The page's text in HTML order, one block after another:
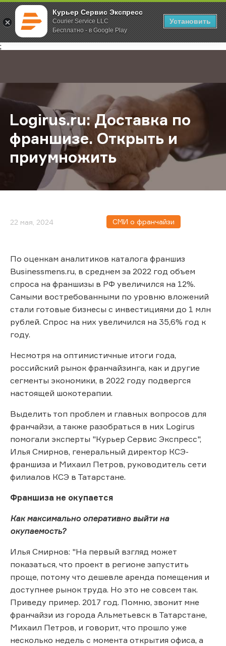
Курьер Сервис Экспресс
Courier Service LLC
Бесплатно - в Google Play
Установить
;
Главная О компании Новости Logirus.ru: Доставка по
Logirus.ru: Доставка по
франшизе. Открыть и
приумножить
22 мая, 2024 СМИ о франчайзи
По оценкам аналитиков каталога франшиз
Businessmens.ru, в среднем за 2022 год объем
спроса на франшизы в РФ увеличился на 12%.
Самыми востребованными по уровню вложений
стали готовые бизнесы с инвестициями до 1 млн
рублей. Спрос на них увеличился на 35,6% год к
году.
Несмотря на оптимистичные итоги года,
российский рынок франчайзинга, как и другие
сегменты экономики, в 2022 году подвергся
настоящей шокотерапии.
Выделить топ проблем и главных вопросов для
франчайзи, а также разобраться в них Logirus
помогали эксперты "Курьер Сервис Экспресс",
Илья Смирнов, генеральный директор КСЭ-
франшиза и Михаил Петров, руководитель сети
филиалов КСЭ в Татарстане.
Франшиза не окупается
Как максимально оперативно выйти на
окупаемость?
Илья Смирнов: "На первый взгляд может
показаться, что проект в регионе запустить
проще, потому что дешевле аренда помещения и
доступнее рынок труда. Но это не совсем так.
Приведу пример. 2017 год. Помню, звонит мне
франчайзи из города Альметьевск в Татарстане,
Михаил Петров, и говорит, что прошло уже
несколько недель с момента открытия офиса, а